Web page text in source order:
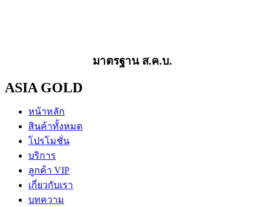
มาตรฐาน ส.ค.บ.
ASIA GOLD
หน้าหลัก
สินค้าทั้งหมด
โปรโมชั่น
บริการ
ลูกค้า VIP
เกี่ยวกับเรา
บทความ